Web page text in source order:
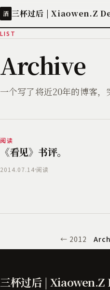
酒
LIST
Archive
一个写了将近20年的博客
阅读
《看见》书评。
2014.07.14 阅读
← 2012
三杯过后 | Xiaowen.Z